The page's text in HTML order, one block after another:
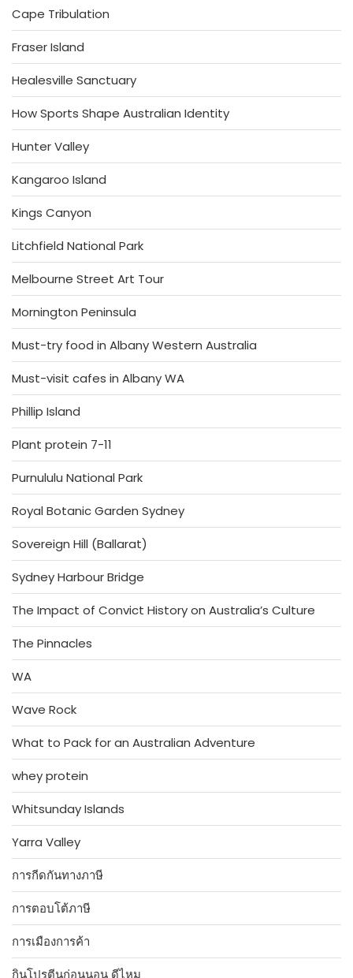
Cape Tribulation
Fraser Island
Healesville Sanctuary
How Sports Shape Australian Identity
Hunter Valley
Kangaroo Island
Kings Canyon
Litchfield National Park
Melbourne Street Art Tour
Mornington Peninsula
Must-try food in Albany Western Australia
Must-visit cafes in Albany WA
Phillip Island
Plant protein 7-11
Purnululu National Park
Royal Botanic Garden Sydney
Sovereign Hill (Ballarat)
Sydney Harbour Bridge
The Impact of Convict History on Australia’s Culture
The Pinnacles
WA
Wave Rock
What to Pack for an Australian Adventure
whey protein
Whitsunday Islands
Yarra Valley
การกีดกันทางภาษี
การตอบโต้ภาษี
การเมืองการค้า
กินโปรตีนก่อนนอน ดีไหม